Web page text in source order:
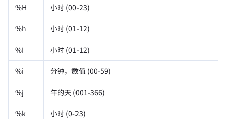
%H 小时 (00-23)
%h 小时 (01-12)
%I 小时 (01-12)
%i 分钟，数值 (00-59)
%j 年的天 (001-366)
%k 小时 (0-23)